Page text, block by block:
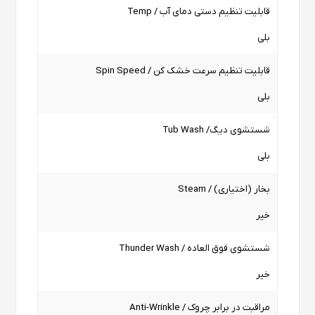
قابلیت تنظیم دستی دمای آب / Temp
بلی
قابلیت تنظیم سرعت خشک کن / Spin Speed
بلی
شستشوی دیگ/ Tub Wash
بلی
بخار (اختیاری) / Steam
خیر
شستشوی فوق العاده / Thunder Wash
خیر
مراقبت در برابر چروک / Anti-Wrinkle